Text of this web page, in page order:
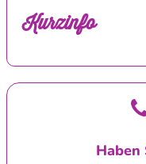
Kurzinfo
Haben